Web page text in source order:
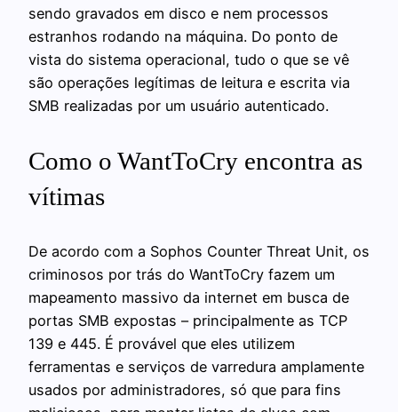
sendo gravados em disco e nem processos
estranhos rodando na máquina. Do ponto de
vista do sistema operacional, tudo o que se vê
são operações legítimas de leitura e escrita via
SMB realizadas por um usuário autenticado.
Como o WantToCry encontra as
vítimas
De acordo com a Sophos Counter Threat Unit, os
criminosos por trás do WantToCry fazem um
mapeamento massivo da internet em busca de
portas SMB expostas – principalmente as TCP
139 e 445. É provável que eles utilizem
ferramentas e serviços de varredura amplamente
usados por administradores, só que para fins